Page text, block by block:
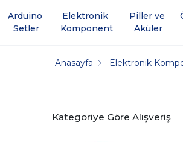
Arduino
Setler
Elektronik
Komponent
Piller ve
Aküler
Anasayfa Elektronik
Kategoriye Göre Alışveriş